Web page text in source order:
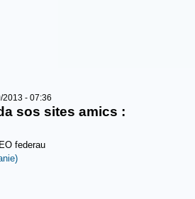
2013 - 07:36
sos sites amics :
federau